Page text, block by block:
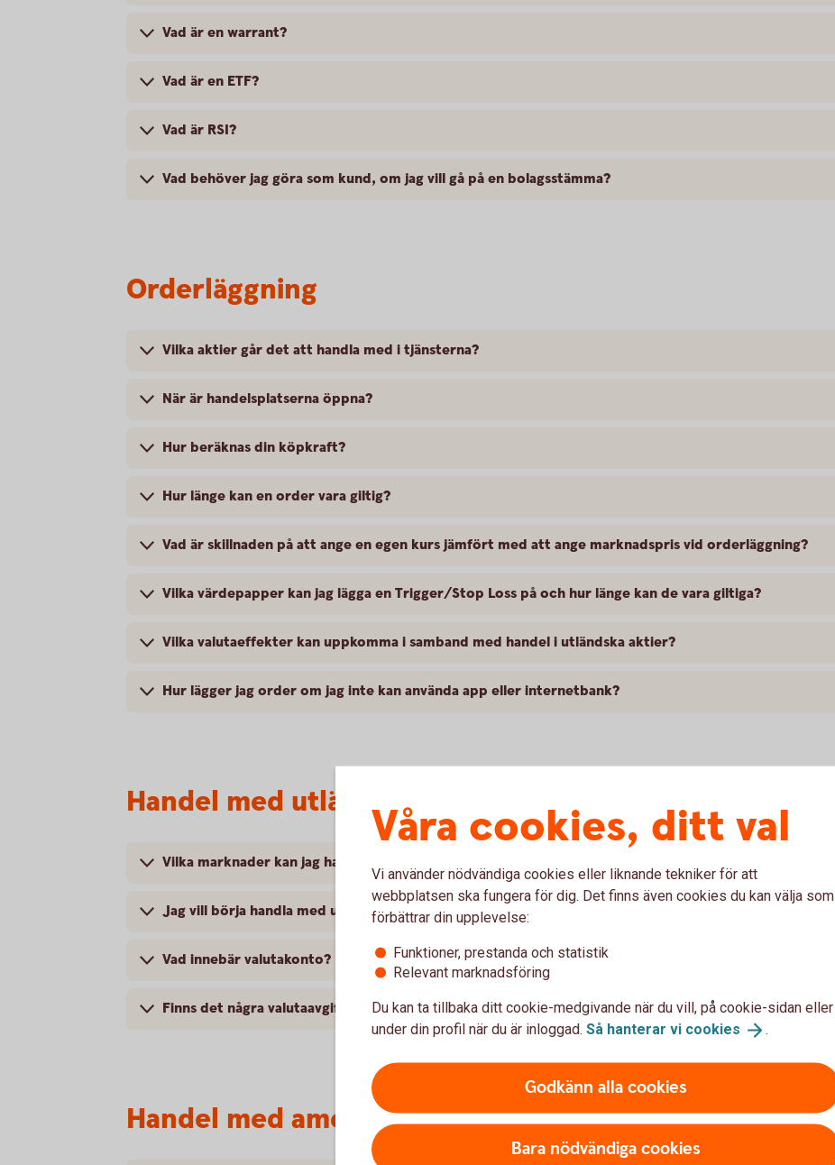
Vad är en warrant?
Vad är en ETF?
Vad är RSI?
Vad behöver jag göra som kund, om jag vill gå på en bolagsstämma?
Orderläggning
Vilka aktier går det att handla med i tjänsterna?
När är handelsplatserna öppna?
Hur beräknas din köpkraft?
Hur länge kan en order vara giltig?
Vad är skillnaden på att ange en egen kurs jämfört med att ange marknadspris vid orderläggning?
Vilka värdepapper kan jag lägga en Trigger/Stop Loss på och hur länge kan de vara giltiga?
Vilka valutaeffekter kan uppkomma i samband med handel i utländska aktier?
Hur lägger jag order om jag inte kan använda app eller internetbank?
Handel med utländska värdepapper
Vilka marknader kan jag handla på?
Jag vill börja handla med utländska aktier. Hur gör jag?
Vad innebär valutakonto?
Finns det några valutaavgifter?
Handel med amerikanska värdepapper
Våra cookies, ditt val
Vi använder nödvändiga cookies eller liknande tekniker för att
webbplatsen ska fungera för dig. Det finns även cookies du kan välja som
förbättrar din upplevelse:
Funktioner, prestanda och statistik
Relevant marknadsföring
Du kan ta tillbaka ditt cookie-medgivande när du vill, på cookie-sidan eller
under din profil när du är inloggad. Så hanterar vi cookies .
Godkänn alla cookies
Bara nödvändiga cookies